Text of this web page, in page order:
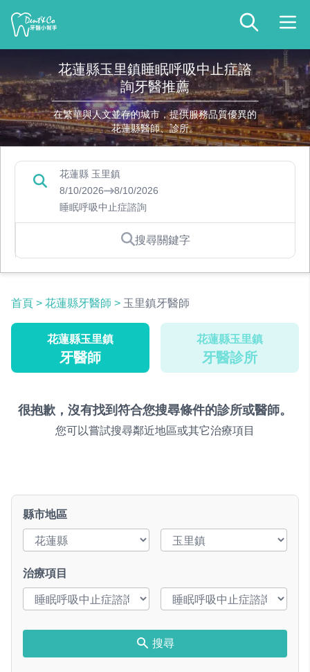
花蓮縣玉里鎮睡眠呼吸中止症諮
詢牙醫推薦
在繁華與人文並存的城市，提供服務品質優異的
花蓮縣醫師、診所。
花蓮縣 玉里鎮
8/10/2026
8/10/2026
睡眠呼吸中止症諮詢
搜尋關鍵字
首頁 > 花蓮縣牙醫師 > 玉里鎮牙醫師
花蓮縣玉里鎮
牙醫師
花蓮縣玉里鎮
牙醫診所
很抱歉，沒有找到符合您搜尋條件的診所或醫師。
您可以嘗試搜尋鄰近地區或其它治療項目
縣市地區
治療項目
搜尋